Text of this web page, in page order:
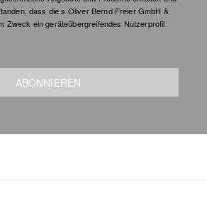
dass die s.Oliver Bernd Freier GmbH &
Zweck ein geräteübergreifendes Nutzerprofil
ABONNIEREN